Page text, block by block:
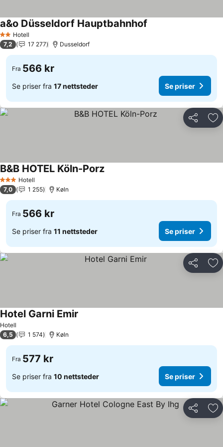
2 Stjerner
Hotell
a&o Düsseldorf Hauptbahnhof
7,2 17 277 Dusseldorf
Fra 566 kr
Se priser fra 17 nettsteder Se priser
Del
3 StjernerHotell
B&B HOTEL Köln-PorzSe priser
7,0 1 255 Køln
Fra 566 kr
Se priser fra 11 nettsteder Se priser
Del
Hotell
Hotel Garni Emir
6,5 1 574 Køln
Fra 577 kr
Se priser fra 10 nettsteder Se priser
Del